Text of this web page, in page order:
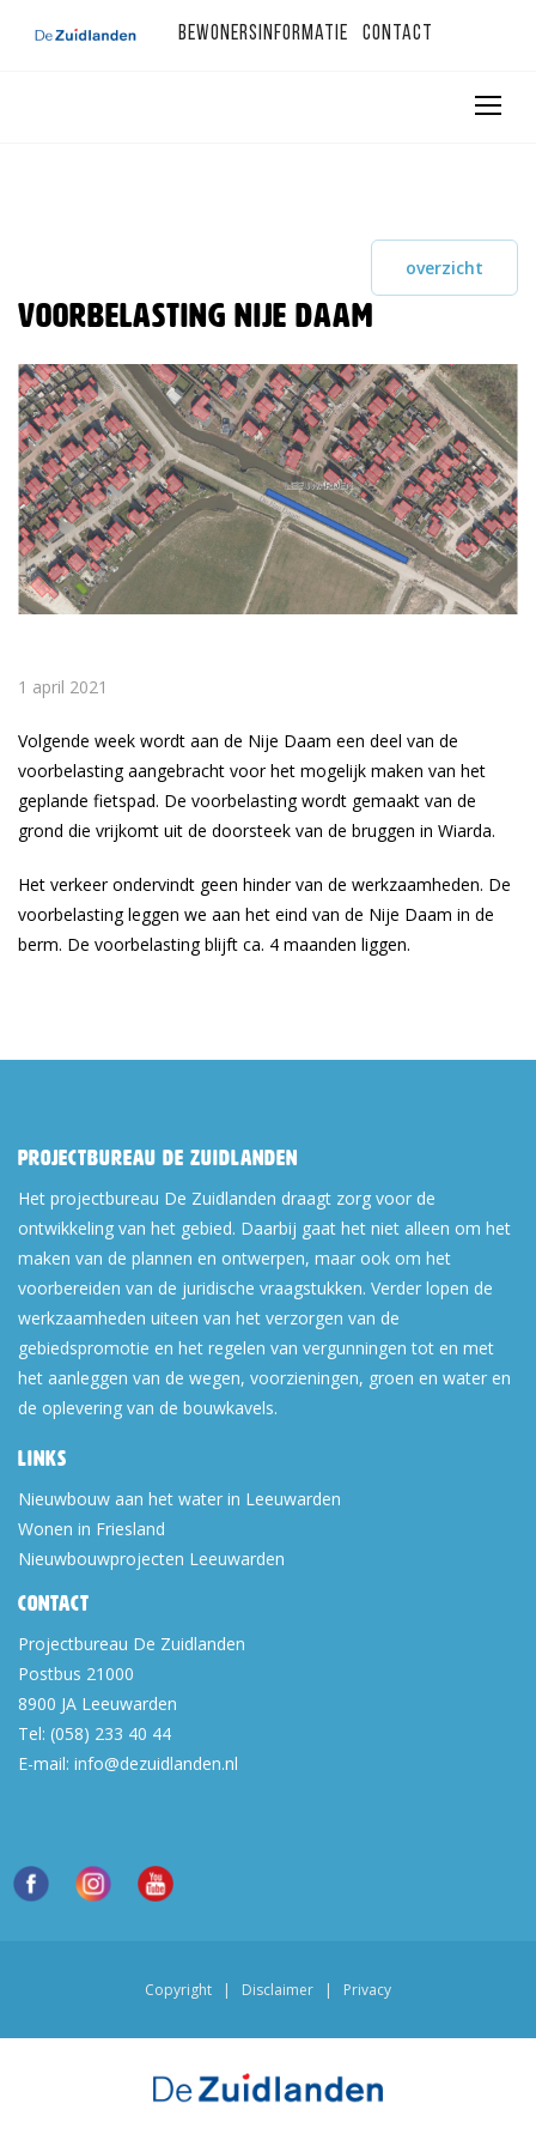
Bewonersinformatie Contact
overzicht
Voorbelasting Nije Daam
1 april 2021
Volgende week wordt aan de Nije Daam een deel van de
voorbelasting aangebracht voor het mogelijk maken van het
geplande fietspad. De voorbelasting wordt gemaakt van de
grond die vrijkomt uit de doorsteek van de bruggen in Wiarda.
Het verkeer ondervindt geen hinder van de werkzaamheden. De
voorbelasting leggen we aan het eind van de Nije Daam in de
berm. De voorbelasting blijft ca. 4 maanden liggen.
Projectbureau De Zuidlanden
Het projectbureau De Zuidlanden draagt zorg voor de
ontwikkeling van het gebied. Daarbij gaat het niet alleen om het
maken van de plannen en ontwerpen, maar ook om het
voorbereiden van de juridische vraagstukken. Verder lopen de
werkzaamheden uiteen van het verzorgen van de
gebiedspromotie en het regelen van vergunningen tot en met
het aanleggen van de wegen, voorzieningen, groen en water en
de oplevering van de bouwkavels.
Links
Nieuwbouw aan het water in Leeuwarden
Wonen in Friesland
Nieuwbouwprojecten Leeuwarden
Contact
Projectbureau De Zuidlanden
Postbus 21000
8900 JA Leeuwarden
Tel: (058) 233 40 44
E-mail: info@dezuidlanden.nl
Copyright | Disclaimer | Privacy